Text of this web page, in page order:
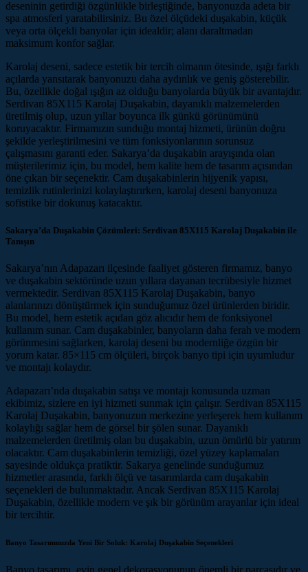
deseninin getirdiği özgünlükle birleştiğinde, banyonuzda adeta bir
spa atmosferi yaratabilirsiniz. Bu özel ölçüdeki duşakabin, küçük
veya orta ölçekli banyolar için idealdir; alanı daraltmadan
maksimum konfor sağlar.
Karolaj deseni, sadece estetik bir tercih olmanın ötesinde, ışığı farklı
açılarda yansıtarak banyonuzu daha aydınlık ve geniş gösterebilir.
Bu, özellikle doğal ışığın az olduğu banyolarda büyük bir avantajdır.
Serdivan 85X115 Karolaj Duşakabin, dayanıklı malzemelerden
üretilmiş olup, uzun yıllar boyunca ilk günkü görünümünü
koruyacaktır. Firmamızın sunduğu montaj hizmeti, ürünün doğru
şekilde yerleştirilmesini ve tüm fonksiyonlarının sorunsuz
çalışmasını garanti eder. Sakarya’da duşakabin arayışında olan
müşterilerimiz için, bu model, hem kalite hem de tasarım açısından
öne çıkan bir seçenektir. Cam duşakabinlerin hijyenik yapısı,
temizlik rutinlerinizi kolaylaştırırken, karolaj deseni banyonuza
sofistike bir dokunuş katacaktır.
Sakarya’da Duşakabin Çözümleri: Serdivan 85X115 Karolaj Duşakabin ile
Tanışın
Sakarya’nın Adapazarı ilçesinde faaliyet gösteren firmamız, banyo
ve duşakabin sektöründe uzun yıllara dayanan tecrübesiyle hizmet
vermektedir. Serdivan 85X115 Karolaj Duşakabin, banyo
alanlarınızı dönüştürmek için sunduğumuz özel ürünlerden biridir.
Bu model, hem estetik açıdan göz alıcıdır hem de fonksiyonel
kullanım sunar. Cam duşakabinler, banyoların daha ferah ve modern
görünmesini sağlarken, karolaj deseni bu modernliğe özgün bir
yorum katar. 85×115 cm ölçüleri, birçok banyo tipi için uyumludur
ve montajı kolaydır.
Adapazarı’nda duşakabin satışı ve montajı konusunda uzman
ekibimiz, sizlere en iyi hizmeti sunmak için çalışır. Serdivan 85X115
Karolaj Duşakabin, banyonuzun merkezine yerleşerek hem kullanım
kolaylığı sağlar hem de görsel bir şölen sunar. Dayanıklı
malzemelerden üretilmiş olan bu duşakabin, uzun ömürlü bir yatırım
olacaktır. Cam duşakabinlerin temizliği, özel yüzey kaplamaları
sayesinde oldukça pratiktir. Sakarya genelinde sunduğumuz
hizmetler arasında, farklı ölçü ve tasarımlarda cam duşakabin
seçenekleri de bulunmaktadır. Ancak Serdivan 85X115 Karolaj
Duşakabin, özellikle modern ve şık bir görünüm arayanlar için ideal
bir tercihtir.
Banyo Tasarımınızda Yeni Bir Soluk: Karolaj Duşakabin Seçenekleri
Banyo tasarımı, evin genel dekorasyonunun önemli bir parçasıdır ve